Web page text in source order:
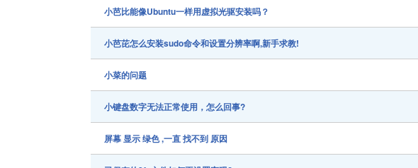
小芭比能像Ubuntu一样用虚拟光驱安装吗？
小芭芘怎么安装sudo命令和设置分辨率啊,新手求教!
小菜的问题
小键盘数字无法正常使用，怎么回事?
屏幕 显示 绿色 ,一直 找不到 原因